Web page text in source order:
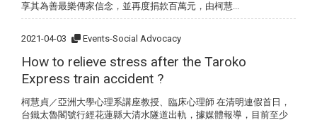
享其為善最樂傳家信念，並再度捐款百萬元，由柯慧...
2021-04-03 Events-Social Advocacy
How to relieve stress after the Taroko
Express train accident ?
柯慧貞／亞洲大學心理系講座教授、臨床心理師 在清明連假首日，
台鐵太魯閣號行經花蓮縣大清水隧道出軌，據媒體報導，目前至少